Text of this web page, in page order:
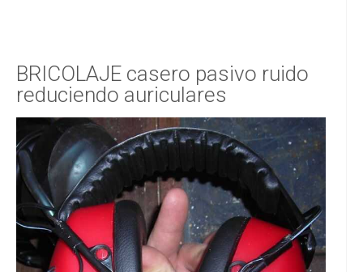
BRICOLAJE casero pasivo ruido
reduciendo auriculares